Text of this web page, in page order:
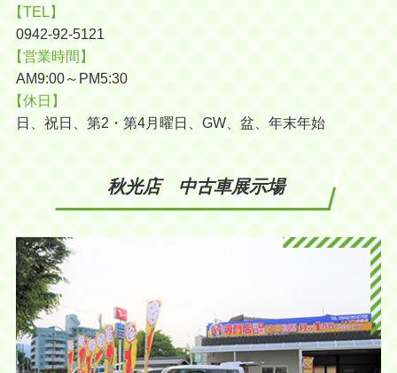
【TEL】
0942-92-5121
【営業時間】
AM9:00～PM5:30
【休日】
日、祝日、第2・第4月曜日、GW、盆、年末年始
秋光店 中古車展示場